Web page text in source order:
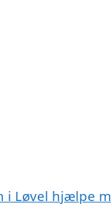
i Løvel hjælpe